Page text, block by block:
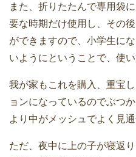
また、折りたたんで専用袋
要な時期だけ使用し、その
ができますので、小学生に
いようにということで、使
我が家もこれを購入、重宝
ョンになっているのでぶつ
より中がメッシュでよく見
ただ、夜中に上の子が寝返